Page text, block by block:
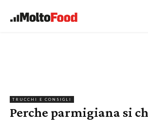
TRUCCHI E CONSIGLI
Perche parmigiana si